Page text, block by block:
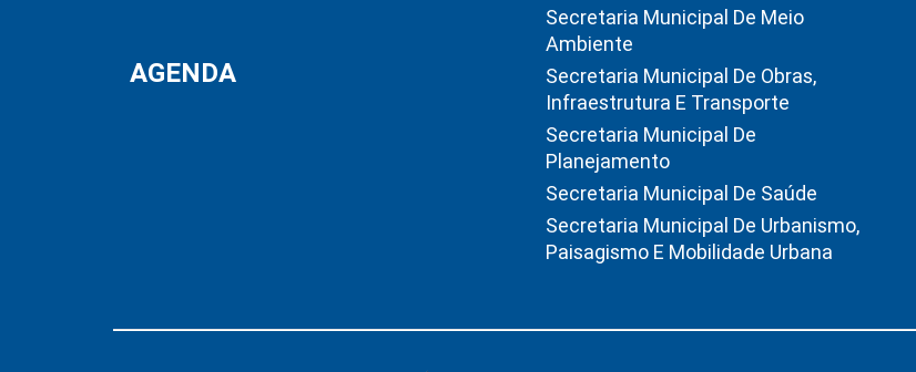
AGENDA
Secretaria Municipal De Meio
Ambiente
Secretaria Municipal De Obras,
Infraestrutura E Transporte
Secretaria Municipal De
Planejamento
Secretaria Municipal De Saúde
Secretaria Municipal De Urbanismo,
Paisagismo E Mobilidade Urbana